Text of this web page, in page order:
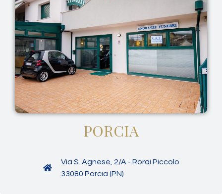
PORCIA
Via S. Agnese, 2/A - Rorai Piccolo
33080 Porcia (PN)